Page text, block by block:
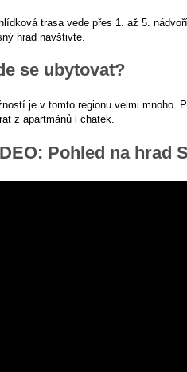
trasa vede přes 1. až 5.
hrad navštivte.
se ubytovat?
je v tomto regionu velmi mnoho.
z apartmánů i chatek.
Pohled na hrad